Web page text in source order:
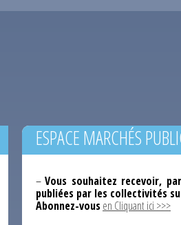
ESPACE MARCHÉS
–Vous souhaitez recevoir,
publiées par les collectivités
Abonnez-vousen Cliquant ici >>>